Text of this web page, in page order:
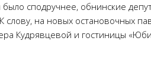
сподручнее, обнинские
слову, на новых остановочных
Кудрявцевой и гостиницы